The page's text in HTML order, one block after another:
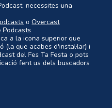
necessites una
oOvercast
Podcasts
a la icona superior que
(la que acabes d'instal·lar) i
del Fes Ta Festa o pots
fent us dels buscadors